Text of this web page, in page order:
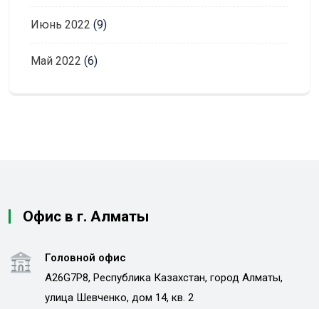
Июнь 2022 (9)
Май 2022 (6)
Офис в г. Алматы
Головной офис
A26G7P8, Республика Казахстан, город Алматы,
улица Шевченко, дом 14, кв. 2